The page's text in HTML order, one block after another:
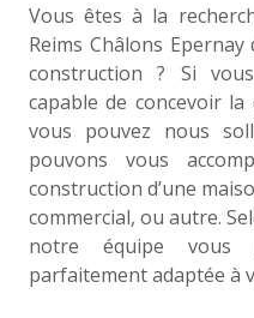
Vous êtes à la
Reims Châlons
construction ? Si
capable de concevoir
vous pouvez nous
pouvons vous
construction d’une
commercial, ou autre.
notre équipe vous
parfaitement adaptée à